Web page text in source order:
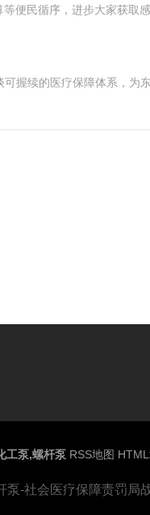
便民循序，进步大家获取感
握续的医疗保障体系，为
工泵,螺杆泵 RSS地图
泵-社会医疗保障责罚局